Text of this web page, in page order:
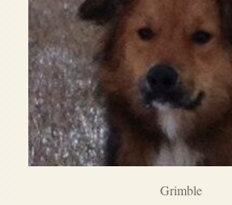
Grimble